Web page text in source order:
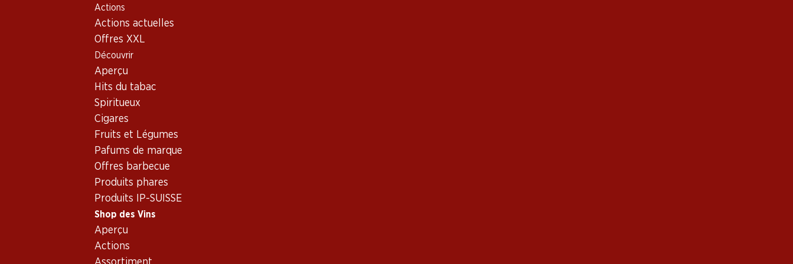
Actions
Actions actuelles
Offres XXL
Découvrir
Aperçu
Hits du tabac
Spiritueux
Cigares
Fruits et Légumes
Pafums de marque
Offres barbecue
Produits phares
Produits IP-SUISSE
Shop des Vins
Aperçu
Actions
Shop des Vins